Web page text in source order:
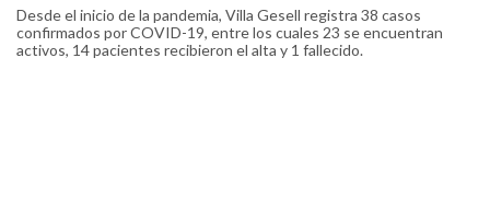
Desde el inicio de la pandemia, Villa Gesell registra 38 casos
confirmados por COVID-19, entre los cuales 23 se encuentran
activos, 14 pacientes recibieron el alta y 1 fallecido.